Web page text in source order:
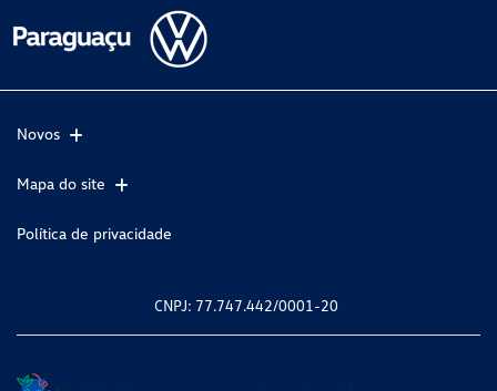
Novos
Mapa do site
Política de privacidade
CNPJ: 77.747.442/0001-20